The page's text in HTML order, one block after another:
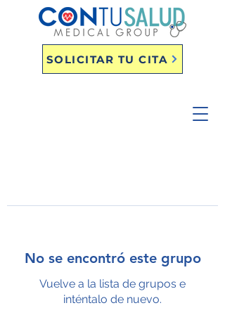
SOLICITAR TU CITA
No se encontró este grupo
Vuelve a la lista de grupos e
inténtalo de nuevo.